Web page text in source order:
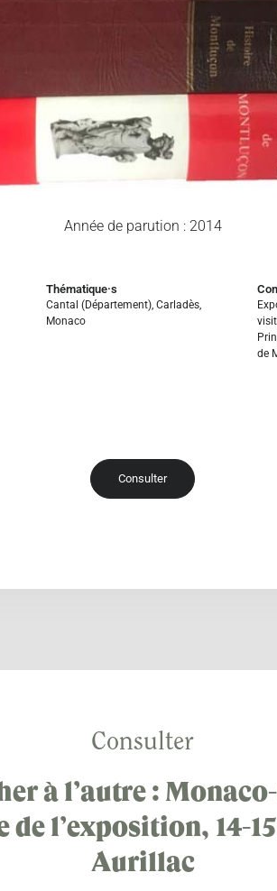
Année de parution : 2014
Thématique·s
Cantal (Département) ,Carladès
Monaco
de
Consulter
Consulter
à l’autre :
de l’exposition, 14-
Aurillac